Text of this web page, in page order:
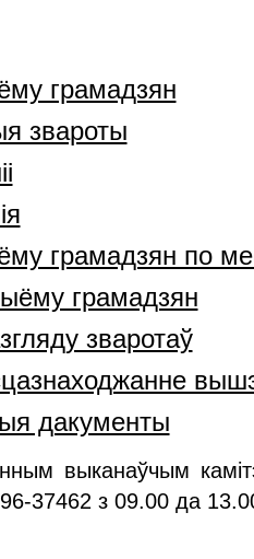
грамадзян
звароты
грамадзян по
грамадзян
зваротаў
дакументы
выканаўчым
37462 з 09.00 да